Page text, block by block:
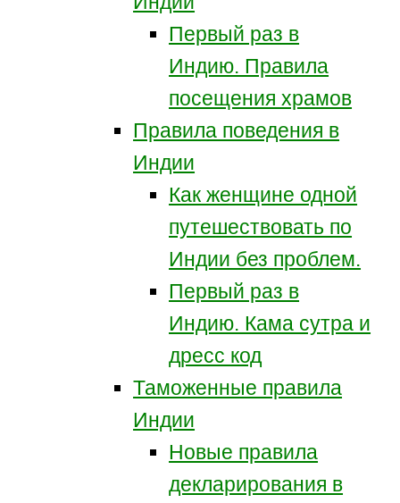
Первый раз в
Индию. Правила
посещения храмов
Правила поведения в
Индии
Как женщине одной
путешествовать по
Индии без проблем.
Первый раз в
Индию. Кама сутра и
дресс код
Таможенные правила
Индии
Новые правила
декларирования в